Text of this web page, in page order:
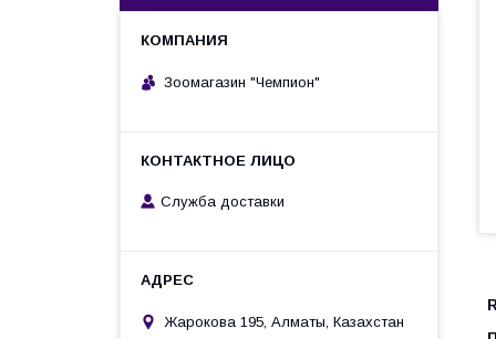
Зоомагазин "Чемпион"
Служба доставки
Жарокова 195, Алматы, Казахстан